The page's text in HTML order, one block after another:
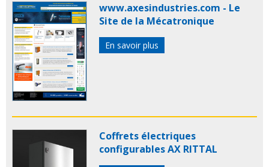
www.axesindustries.com - Le
Site de la Mécatronique
En savoir plus
Coffrets électriques
configurables AX RITTAL